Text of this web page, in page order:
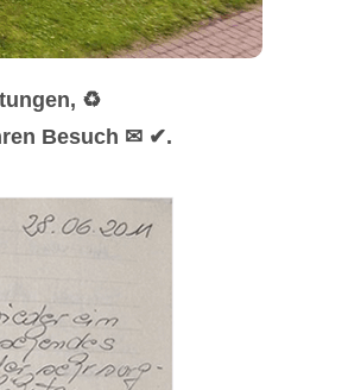
♻
Besuch ✉ ✔.